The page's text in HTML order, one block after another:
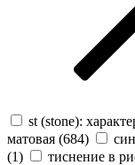
st (stone):
матовая (684)
(1) тиснение в